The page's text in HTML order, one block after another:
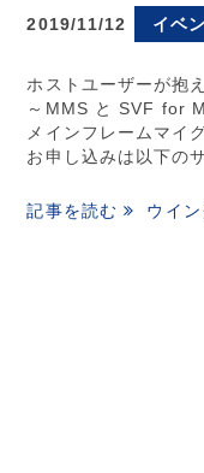
2019/11/12 イベ
ホストユーザーが抱
～MMS と SVF for
メインフレームマイ
お申し込みは以下の
記事を読む ウイン